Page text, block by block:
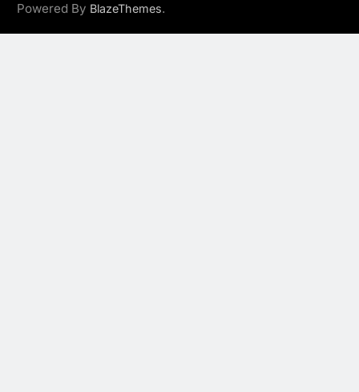
Powered By BlazeThemes.